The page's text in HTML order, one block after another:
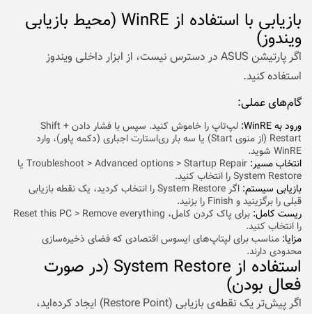
بازیابی با استفاده از WinRE (محیط بازیابی
ویندوز)
اگر پارتیشن ASUS در دسترس نیست، از ابزار داخلی ویندوز
استفاده کنید.
گام‌های عملی:
ورود به WinRE:
لپ‌تاپ را خاموش کنید. سپس با فشار دادن Shift +
Restart (از منوی Start) یا سه بار ری‌استارت اجباری (دکمه پاور)، وارد
WinRE شوید.
انتخاب مسیر:
Troubleshoot > Advanced options > Startup Repair یا
System Restore را انتخاب کنید.
بازیابی سیستم:
اگر System Restore را انتخاب کردید، یک نقطه بازیابی
قبلی را برگزینید و Finish را بزنید.
ریست کامل:
برای پاک کردن کامل، Reset this PC > Remove everything
را انتخاب کنید.
مزایا: مناسب برای لپتاپ‌های ایسوس اقتصادی که فضای ذخیره‌سازی
محدودی دارند.
استفاده از System Restore (در صورت
فعال بودن)
اگر پیش‌تر یک نقطه‌ی بازیابی (Restore Point) ایجاد کرده‌اید،